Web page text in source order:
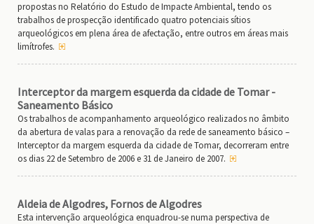
propostas no Relatório do Estudo de Impacte Ambiental, tendo os
trabalhos de prospecção identificado quatro potenciais sítios
arqueológicos em plena área de afectação, entre outros em áreas mais
limítrofes.
Interceptor da margem esquerda da cidade de Tomar -
Saneamento Básico
Os trabalhos de acompanhamento arqueológico realizados no âmbito
da abertura de valas para a renovação da rede de saneamento básico –
Interceptor da margem esquerda da cidade de Tomar, decorreram entre
os dias 22 de Setembro de 2006 e 31 de Janeiro de 2007.
Aldeia de Algodres, Fornos de Algodres
Esta intervenção arqueológica enquadrou-se numa perspectiva de